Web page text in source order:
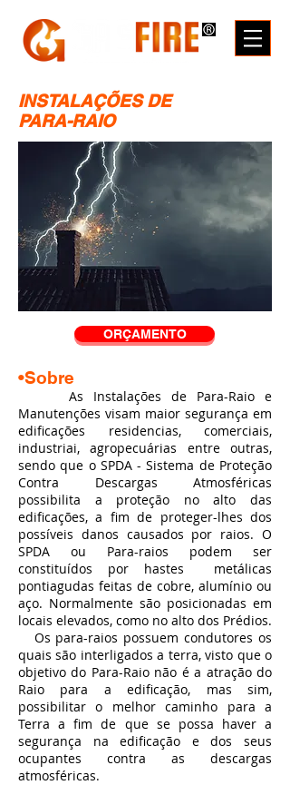
INSTALAÇÕES DE
PARA-RAIO
ORÇAMENTO
•Sobre
As Instalações de Para-Raio e
Manutenções visam maior segurança em
edificações residencias, comerciais,
industriai, agropecuárias entre outras,
sendo que o SPDA - Sistema de Proteção
Contra Descargas Atmosféricas
possibilita a proteção no alto das
edificações, a fim de proteger-lhes dos
possíveis danos causados por raios. O
SPDA ou Para-raios podem ser
constituídos por hastes metálicas
pontiagudas feitas de cobre, alumínio ou
aço. Normalmente são posicionadas em
locais elevados, como no alto dos Prédios.
Os para-raios possuem condutores os
quais são interligados a terra, visto que o
objetivo do Para-Raio não é a atração do
Raio para a edificação, mas sim,
possibilitar o melhor caminho para a
Terra a fim de que se possa haver a
segurança na edificação e dos seus
ocupantes contra as descargas
atmosféricas.